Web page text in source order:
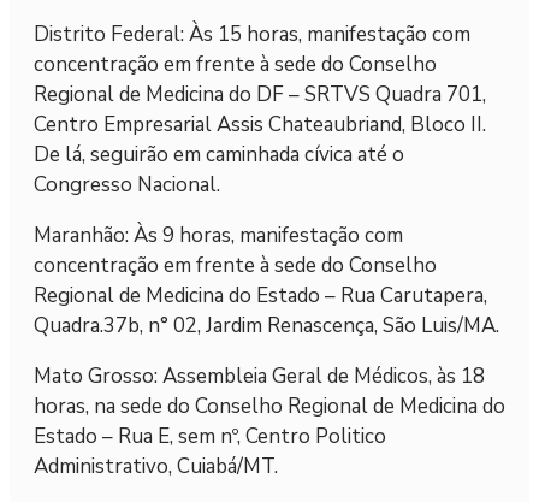
Distrito Federal: Às 15 horas, manifestação com
concentração em frente à sede do Conselho
Regional de Medicina do DF – SRTVS Quadra 701,
Centro Empresarial Assis Chateaubriand, Bloco II.
De lá, seguirão em caminhada cívica até o
Congresso Nacional.
Maranhão: Às 9 horas, manifestação com
concentração em frente à sede do Conselho
Regional de Medicina do Estado – Rua Carutapera,
Quadra.37b, n° 02, Jardim Renascença, São Luis/MA.
Mato Grosso: Assembleia Geral de Médicos, às 18
horas, na sede do Conselho Regional de Medicina do
Estado – Rua E, sem nº, Centro Politico
Administrativo, Cuiabá/MT.